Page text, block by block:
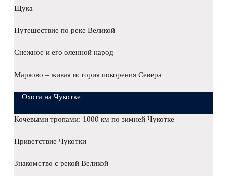
Щука
Путешествие по реке Великой
Снежное и его оленной народ
Марково – живая история покорения Севера
Охота на Чукотке
Кочевыми тропами: 1000 км по зимней Чукотке
Приветствие Чукотки
Знакомство с рекой Великой